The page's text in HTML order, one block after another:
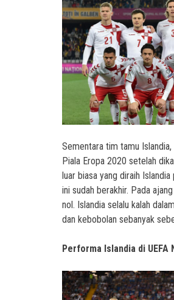
Sementara tim tamu
Piala Eropa 2020 setelah
luar biasa yang diraih
ini sudah berakhir. Pada
nol. Islandia selalu kalah
dan kebobolan sebanyak
Performa Islandia di UEFA